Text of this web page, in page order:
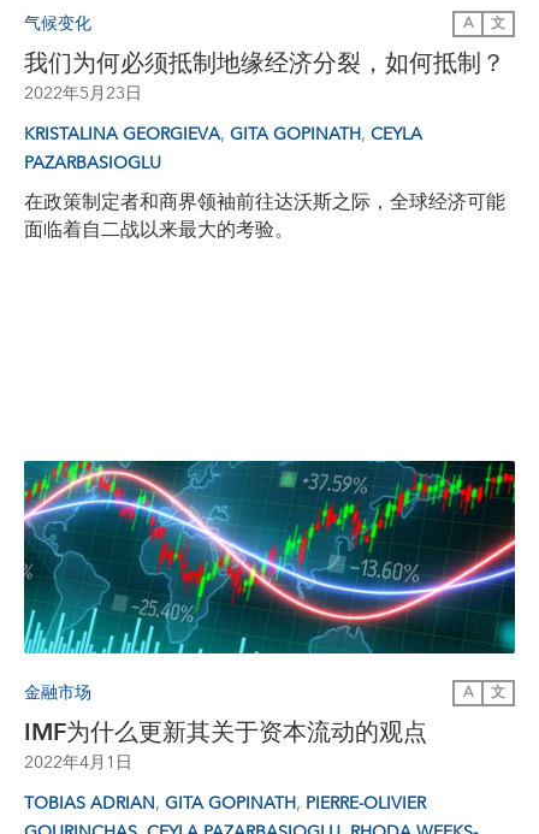
气候变化 A 文
我们为何必须抵制地缘经济分裂，如何抵制？
2022年5月23日
KRISTALINA GEORGIEVA, GITA GOPINATH, CEYLA
PAZARBASIOGLU
在政策制定者和商界领袖前往达沃斯之际，全球经济可能
面临着自二战以来最大的考验。
金融市场 A 文
IMF为什么更新其关于资本流动的观点
2022年4月1日
TOBIAS ADRIAN, GITA GOPINATH, PIERRE-OLIVIER